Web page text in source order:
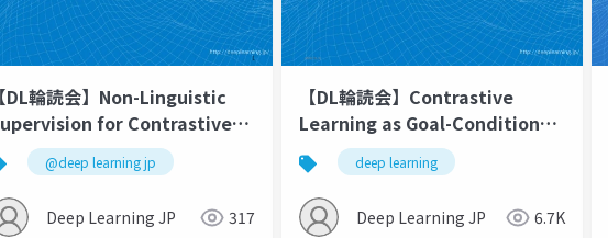
【DL輪読会】Non-Linguistic
for Contrastive
of Sentence
@deep learning jp
Deep Learning JP 317
【DL輪読会】Contrastive
Learning as Goal-Conditioned
Reinforcement Learning
deep learning
Deep Learning JP 6.7K